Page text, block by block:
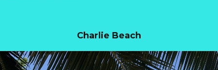
Charlie Beach